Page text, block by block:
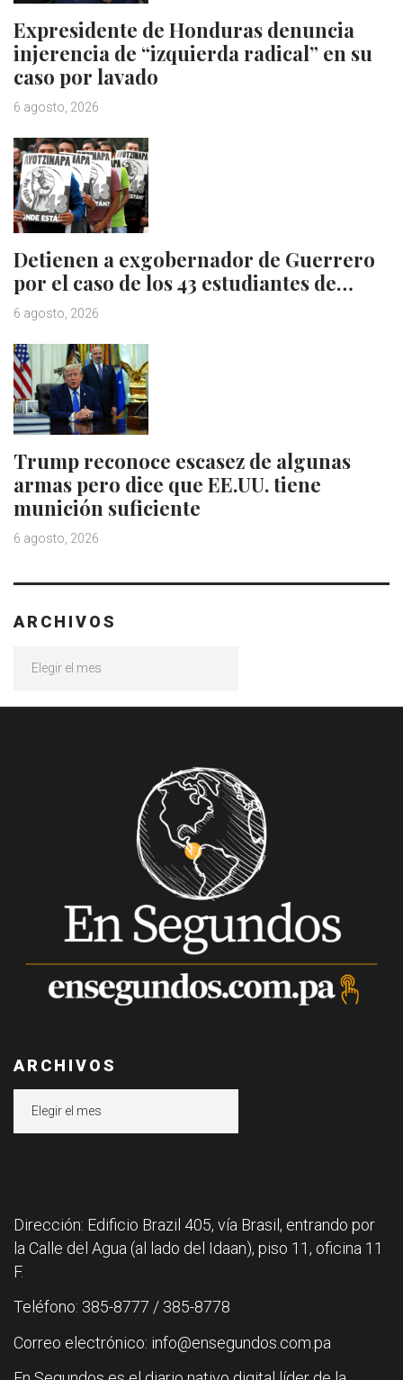
Expresidente de Honduras denuncia
injerencia de “izquierda radical” en su
caso por lavado
6 agosto, 2026
Detienen a exgobernador de Guerrero
por el caso de los 43 estudiantes de…
6 agosto, 2026
Trump reconoce escasez de algunas
armas pero dice que EE.UU. tiene
munición suficiente
6 agosto, 2026
ARCHIVOS
ARCHIVOS
Dirección: Edificio Brazil 405, vía Brasil, entrando por
la Calle del Agua (al lado del Idaan), piso 11, oficina 11
F.
Teléfono: 385-8777 / 385-8778
Correo electrónico: info@ensegundos.com.pa